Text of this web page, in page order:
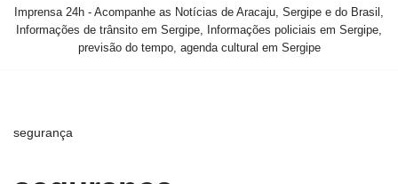
Imprensa 24h - Acompanhe as Notícias de Aracaju, Sergipe e do Brasil,
Informações de trânsito em Sergipe, Informações policiais em Sergipe,
previsão do tempo, agenda cultural em Sergipe
segurança